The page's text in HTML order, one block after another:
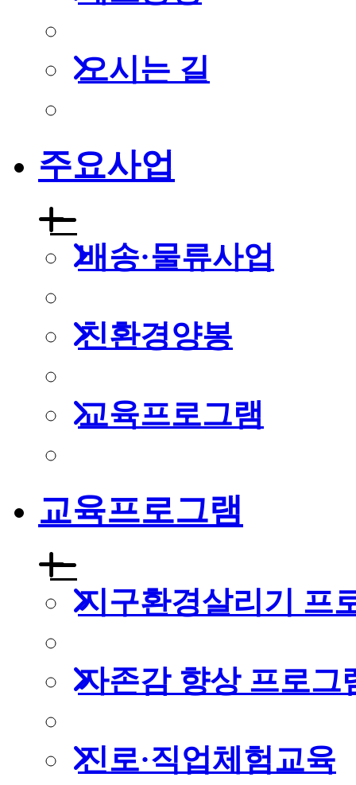
오시는 길
주요사업
배송·물류사업
친환경양봉
교육프로그램
교육프로그램
지구환경살리기 프
자존감 향상 프로그
진로·직업체험교육